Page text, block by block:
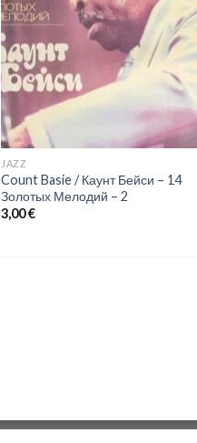
JAZZ
Count Basie / Каунт Бейси ‎– 14
Золотых Мелодий – 2
3,00€